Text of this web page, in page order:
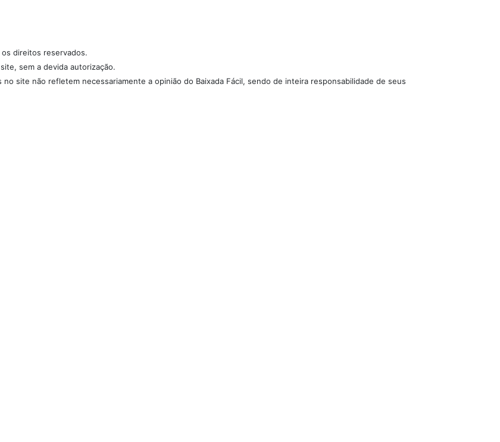
direitos reservados.
sem a devida autorização.
site não refletem necessariamente a opinião do Baixada Fácil, sendo de inteira responsabilidade de seus